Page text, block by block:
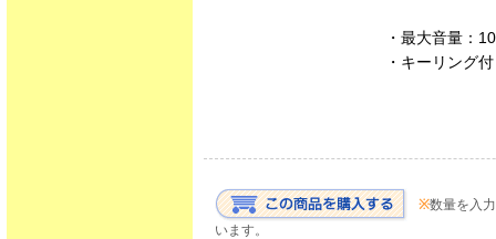
・最大音量：
・キーリング付
※数量を入
います。